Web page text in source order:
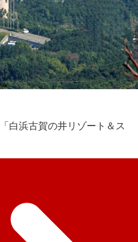
白浜古賀の井リゾート＆ス